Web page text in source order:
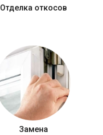
Отделка откосов
Замена